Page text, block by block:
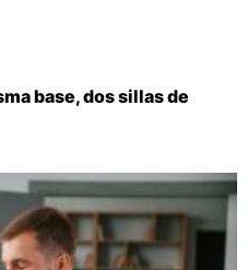
base, dos sillas de